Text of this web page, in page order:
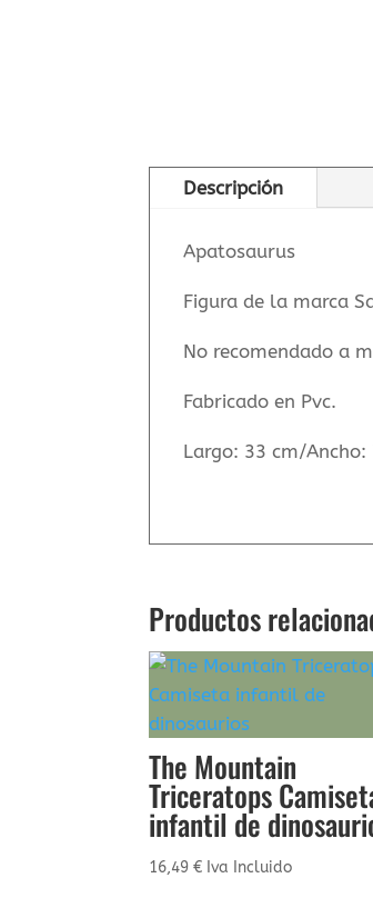
Descripción
Apatosaurus
Figura de la marca
No recomendado a
Fabricado en Pvc.
Largo: 33 cm/
Productos
The Mountain
Triceratops
infantil de
16,49€ Iva Incluido